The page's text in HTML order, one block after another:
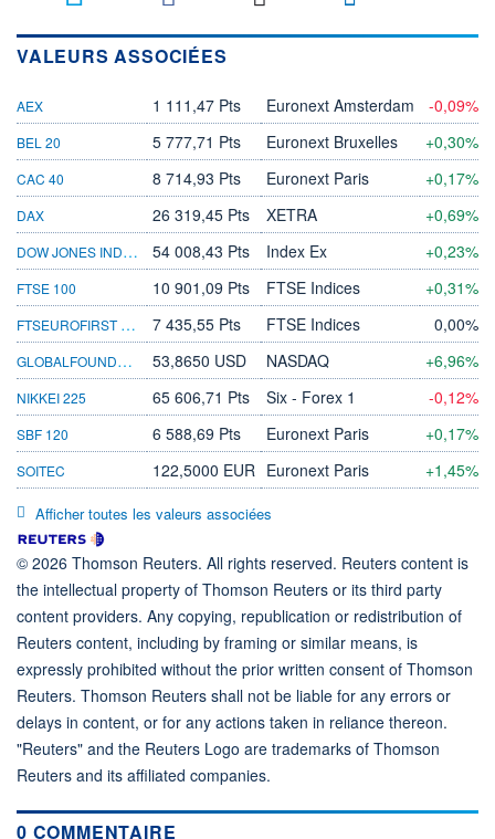
VALEURS ASSOCIÉES
AEX 1 111,47 Pts Euronext Amsterdam -0,09%
BEL 20 5 777,71 Pts Euronext Bruxelles +0,30%
CAC 40 8 714,93 Pts Euronext Paris +0,17%
DAX 26 319,45 Pts XETRA
+0,69%
DOW JONES INDUSTRIAL AVERAGE
54 008,43 Pts Index Ex +0,23%
FTSE 100 10 901,09 Pts FTSE Indices
+0,31%
FTSEUROFIRST 300 INDEX - PERSO
7 435,55 Pts FTSE Indices
0,00%
GLOBALFOUNDRIES
53,8650 USD NASDAQ +6,96%
NIKKEI 225 65 606,71 Pts Six - Forex 1 -0,12%
SBF 120 6 588,69 Pts Euronext Paris +0,17%
SOITEC 122,5000 EUR Euronext Paris +1,45%
Afficher toutes les valeurs associées
© 2026 Thomson Reuters. All rights reserved. Reuters content is
the intellectual property of Thomson Reuters or its third party
content providers. Any copying, republication or redistribution of
Reuters content, including by framing or similar means, is
expressly prohibited without the prior written consent of Thomson
Reuters. Thomson Reuters shall not be liable for any errors or
delays in content, or for any actions taken in reliance thereon.
"Reuters" and the Reuters Logo are trademarks of Thomson
Reuters and its affiliated companies.
0 COMMENTAIRE